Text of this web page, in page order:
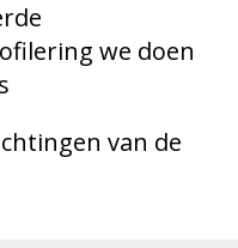
we doen
van de